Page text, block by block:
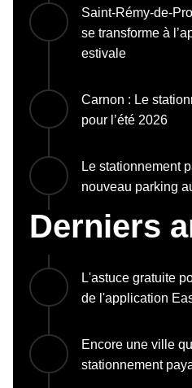
Saint-Rémy-de-
se transforme à
estivale
Carnon : Le
pour l’été 2026
Le stationnement
nouveau parking
Derniers
L'astuce gratuite
de l'application
Encore une ville
stationnement